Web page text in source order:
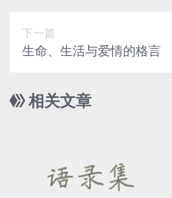
下一篇
生命、生活与爱情的格言
相关文章